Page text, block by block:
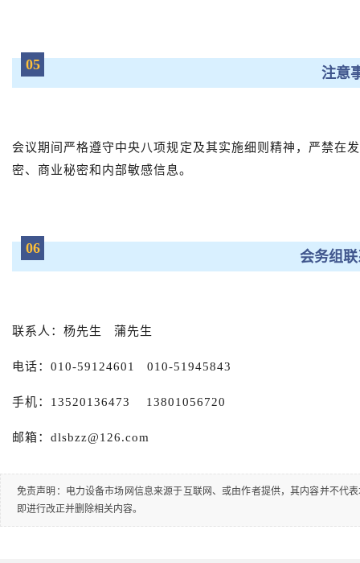
05
注意
会议期间严格遵守中央八项规定及其实施细则精神，严禁在
密、商业秘密和内部敏感信息。
06
会务组
联系人：杨先生 蒲先生
电话：010-59124601 010-51945843
手机：13520136473 13801056720
邮箱：dlsbzz@126.com
免责声明：电力设备市场网信息来源于互联网、或由作者提供，其内容并不代
即进行改正并删除相关内容。